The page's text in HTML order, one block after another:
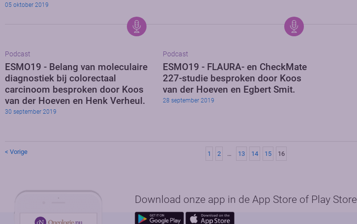
05 oktober 2019
Podcast
ESMO19 - Belang van moleculaire
diagnostiek bij colorectaal
carcinoom besproken door Koos
van der Hoeven en Henk Verheul.
30 september 2019
Podcast
ESMO19 - FLAURA- en CheckMate
227-studie besproken door Koos
van der Hoeven en Egbert Smit.
28 september 2019
< Vorige 1 2 … 13 14 15 16
Download onze app in de App Store of Play Store